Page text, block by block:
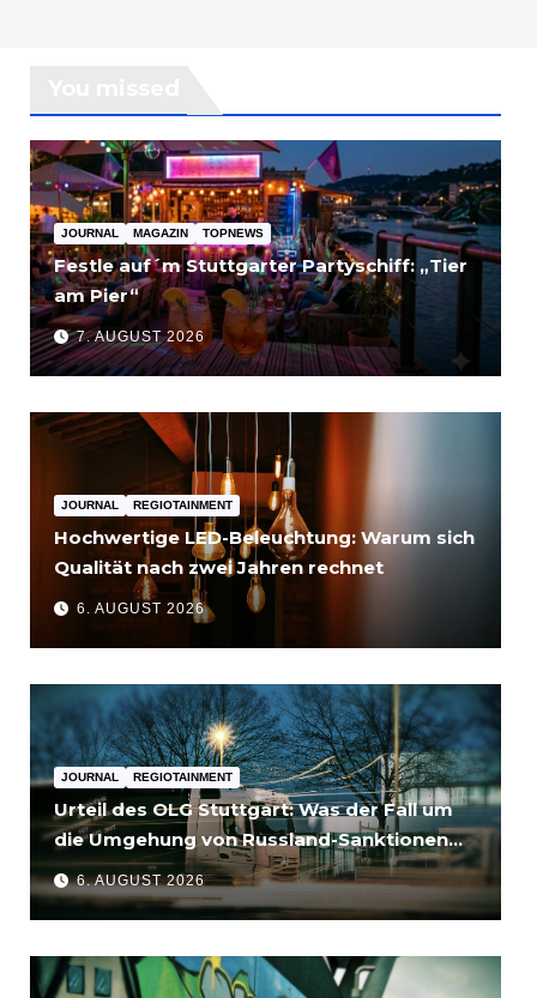
JOURNAL MAGAZIN TOPNEWS
Festle auf´m Stuttgarter Partyschiff: „Tier
am Pier“
7. AUGUST 2026
JOURNAL REGIOTAINMENT
Hochwertige LED-Beleuchtung: Warum sich
Qualität nach zwei Jahren rechnet
6. AUGUST 2026
JOURNAL REGIOTAINMENT
Urteil des OLG Stuttgart: Was der Fall um
die Umgehung von Russland-Sanktionen
für Unternehmen bedeutet
6. AUGUST 2026